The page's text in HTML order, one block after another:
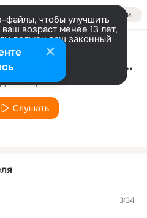
Войти
чтобы улучшить
возраст менее 13 лет,
должен ваш законный
информации
Двое против всех (full version
Топор
Слушать
3:34